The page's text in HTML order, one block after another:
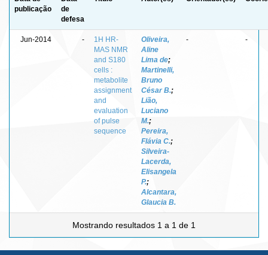
publicação
de
defesa
Jun-2014 -
1H HR-
MAS NMR
and S180
cells :
metabolite
assignment
and
evaluation
of pulse
sequence
Oliveira,
Aline
Lima de;
Martinelli,
Bruno
César B.;
Lião,
Luciano
M.;
Pereira,
Flávia C.;
Silveira-
Lacerda,
Elisangela
P.;
Alcantara,
Glaucia B.
- -
Mostrando resultados 1 a 1 de 1